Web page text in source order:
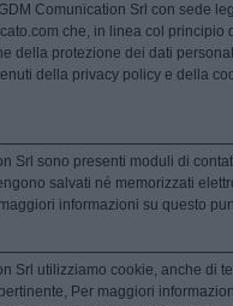
Comunication Srl con sede
che, in linea col
della protezione dei dati
della privacy policy e della
Srl sono presenti moduli di
salvati né memorizzati
informazioni su questo
Srl utilizziamo cookie, anche di
Per maggiori